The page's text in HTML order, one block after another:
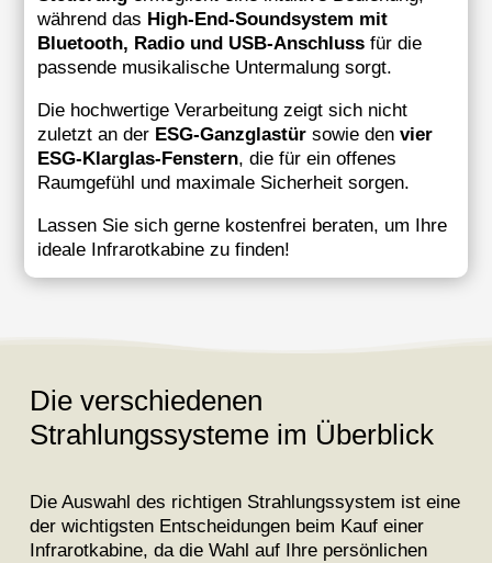
während das High-End-Soundsystem mit
Bluetooth, Radio und USB-Anschluss für die
passende musikalische Untermalung sorgt.
Die hochwertige Verarbeitung zeigt sich nicht
zuletzt an der ESG-Ganzglastür sowie denvier
ESG-Klarglas-Fenstern, die für ein offenes
Raumgefühl und maximale Sicherheit sorgen.
Lassen Sie sich gerne kostenfrei beraten, um Ihre
ideale Infrarotkabine zu finden!
Die verschiedenen
Strahlungssysteme im Überblick
Die Auswahl des richtigen Strahlungssystem ist eine
der wichtigsten Entscheidungen beim Kauf einer
Infrarotkabine, da die Wahl auf Ihre persönlichen